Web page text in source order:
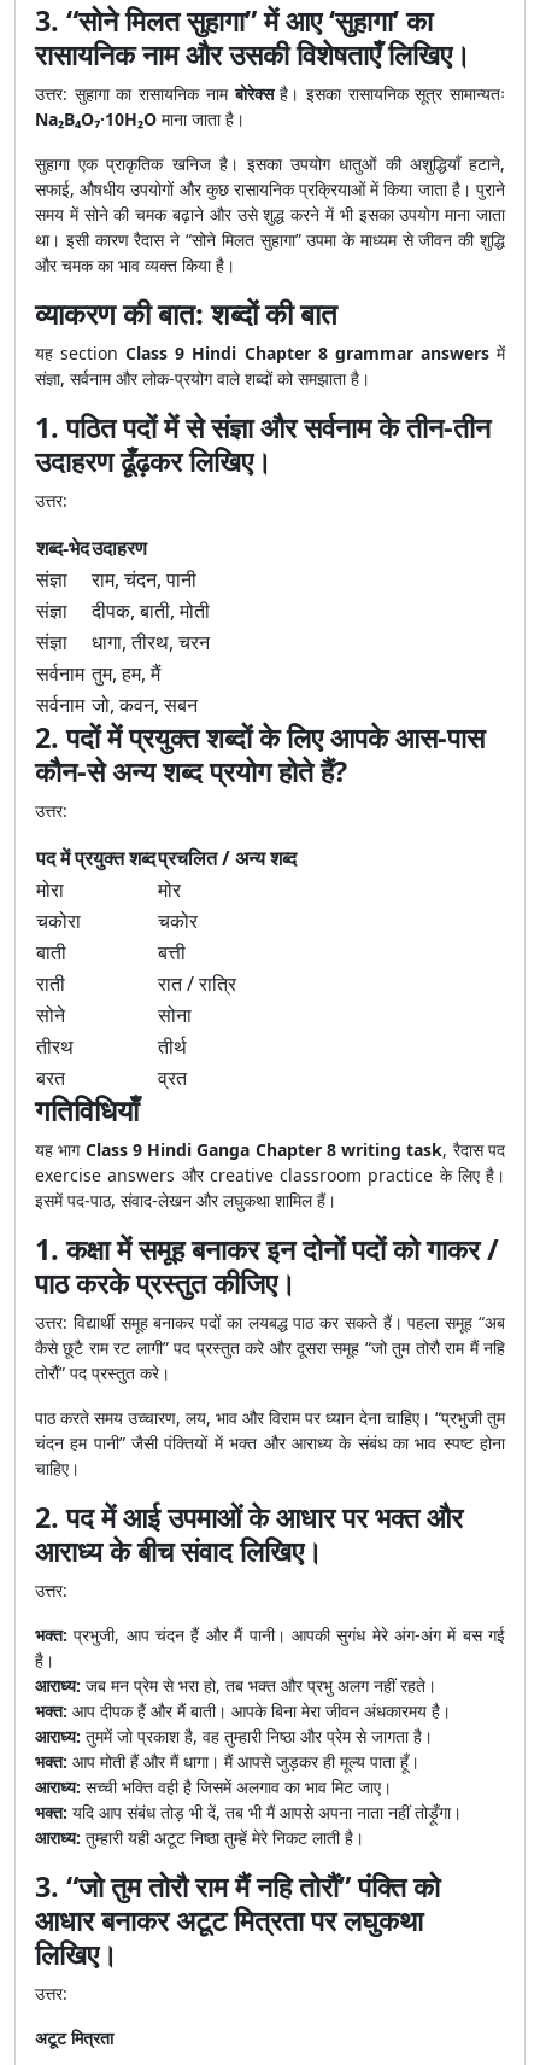
3. “सोने मिलत सुहागा” में आए ‘सुहागा’ का
रासायनिक नाम और उसकी विशेषताएँ लिखिए।
उत्तर: सुहागा का रासायनिक नामबोरेक्सहै। इसका रासायनिक सूत्र सामान्यतः
Na₂B₄O₇·10H₂O माना जाता है।
सुहागा एक प्राकृतिक खनिज है। इसका उपयोग धातुओं की अशुद्धियाँ हटाने,
सफाई, औषधीय उपयोगों और कुछ रासायनिक प्रक्रियाओं में किया जाता है। पुराने
समय में सोने की चमक बढ़ाने और उसे शुद्ध करने में भी इसका उपयोग माना जाता
था। इसी कारण रैदास ने “सोने मिलत सुहागा” उपमा के माध्यम से जीवन की शुद्धि
और चमक का भाव व्यक्त किया है।
व्याकरण की बात: शब्दों की बात
यह sectionClass 9 Hindi Chapter 8 grammar answersमें
संज्ञा, सर्वनाम और लोक-प्रयोग वाले शब्दों को समझाता है।
1. पठित पदों में से संज्ञा और सर्वनाम के तीन-तीन
उदाहरण ढूँढ़कर लिखिए।
उत्तर:
शब्द-भेदउदाहरण
संज्ञा
राम, चंदन, पानी
संज्ञा
दीपक, बाती, मोती
संज्ञा
धागा, तीरथ, चरन
सर्वनाम तुम, हम, मैं
सर्वनाम जो, कवन, सबन
2. पदों में प्रयुक्त शब्दों के लिए आपके आस-पास
कौन-से अन्य शब्द प्रयोग होते हैं?
उत्तर:
पद में प्रयुक्त शब्दप्रचलित / अन्य शब्द
मोरा
मोर
चकोरा
चकोर
बाती
बत्ती
राती
रात / रात्रि
सोने
सोना
तीरथ
तीर्थ
बरत
व्रत
गतिविधियाँ
यह भाग Class 9 Hindi Ganga Chapter 8 writing task, रैदास पद
exercise answers और creative classroom practice के लिए है।
इसमें पद-पाठ, संवाद-लेखन और लघुकथा शामिल हैं।
1. कक्षा में समूह बनाकर इन दोनों पदों को गाकर /
पाठ करके प्रस्तुत कीजिए।
उत्तर: विद्यार्थी समूह बनाकर पदों का लयबद्ध पाठ कर सकते हैं। पहला समूह “अब
कैसे छूटै राम रट लागी” पद प्रस्तुत करे और दूसरा समूह “जो तुम तोरौ राम मैं नहि
तोरौं” पद प्रस्तुत करे।
पाठ करते समय उच्चारण, लय, भाव और विराम पर ध्यान देना चाहिए। “प्रभुजी तुम
चंदन हम पानी” जैसी पंक्तियों में भक्त और आराध्य के संबंध का भाव स्पष्ट होना
चाहिए।
2. पद में आई उपमाओं के आधार पर भक्त और
आराध्य के बीच संवाद लिखिए।
उत्तर:
भक्त: प्रभुजी, आप चंदन हैं और मैं पानी। आपकी सुगंध मेरे अंग-अंग में बस गई
है।
आराध्य: जब मन प्रेम से भरा हो, तब भक्त और प्रभु अलग नहीं रहते।
भक्त: आप दीपक हैं और मैं बाती। आपके बिना मेरा जीवन अंधकारमय है।
आराध्य: तुममें जो प्रकाश है, वह तुम्हारी निष्ठा और प्रेम से जागता है।
भक्त: आप मोती हैं और मैं धागा। मैं आपसे जुड़कर ही मूल्य पाता हूँ।
आराध्य: सच्ची भक्ति वही है जिसमें अलगाव का भाव मिट जाए।
भक्त: यदि आप संबंध तोड़ भी दें, तब भी मैं आपसे अपना नाता नहीं तोड़ूँगा।
आराध्य: तुम्हारी यही अटूट निष्ठा तुम्हें मेरे निकट लाती है।
3. “जो तुम तोरौ राम मैं नहि तोरौं” पंक्ति को
आधार बनाकर अटूट मित्रता पर लघुकथा
लिखिए।
उत्तर:
अटूट मित्रता